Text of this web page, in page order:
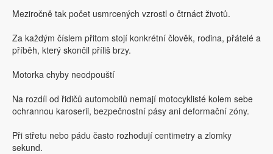
Meziročně tak počet usmrcených vzrostl o čtrnáct životů.
Za každým číslem přitom stojí konkrétní člověk, rodina, přátelé a
příběh, který skončil příliš brzy.
Motorka chyby neodpouští
Na rozdíl od řidičů automobilů nemají motocyklisté kolem sebe
ochrannou karoserii, bezpečnostní pásy ani deformační zóny.
Při střetu nebo pádu často rozhodují centimetry a zlomky
sekund.